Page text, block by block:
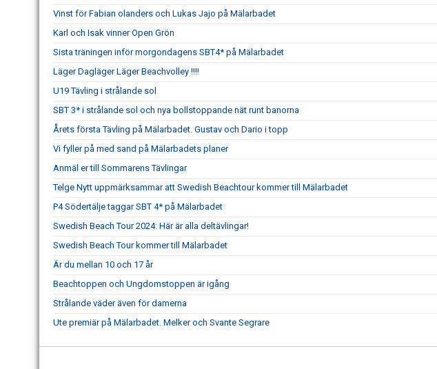
Vinst för Fabian olanders och Lukas Jajo på Mälarbadet
Karl och Isak vinner Open Grön
Sista träningen inför morgondagens SBT4* på Mälarbadet
Läger Dagläger Läger Beachvolley !!!!
U19 Tävling i strålande sol
SBT 3* i strålande sol och nya bollstoppande nät runt banorna
Årets första Tävling på Mälarbadet. Gustav och Dario i topp
Vi fyller på med sand på Mälarbadets planer
Anmäl er till Sommarens Tävlingar
Telge Nytt uppmärksammar att Swedish Beachtour kommer till Mälarbadet
P4 Södertälje taggar SBT 4* på Mälarbadet
Swedish Beach Tour 2024: Här är alla deltävlingar!
Swedish Beach Tour kommer till Mälarbadet
Är du mellan 10 och 17 år
Beachtoppen och Ungdomstoppen är igång
Strålande väder även för damerna
Ute premiär på Mälarbadet. Melker och Svante Segrare